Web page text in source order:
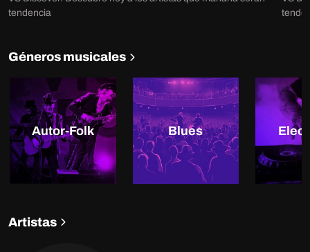
tendencia
Géneros musicales
Autor-Folk Blues
Artistas